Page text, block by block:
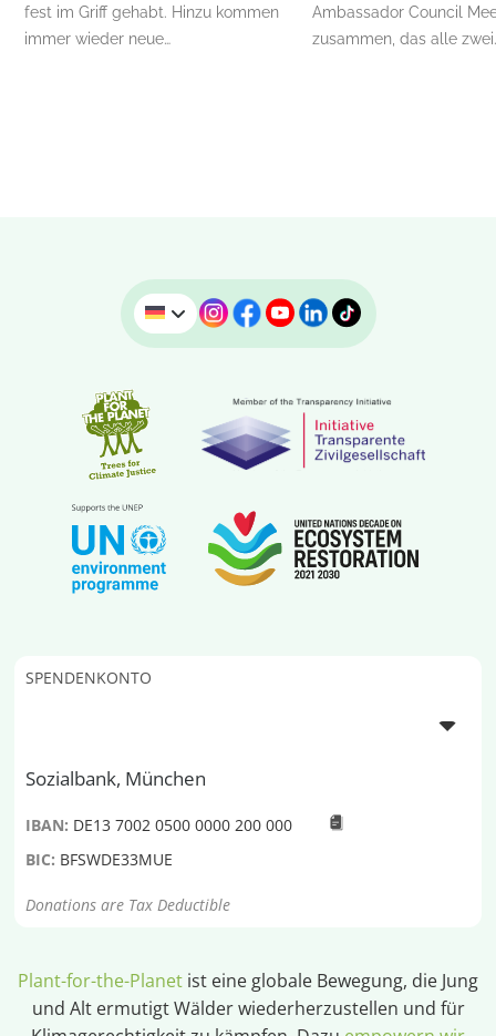
fest im Griff gehabt. Hinzu kommen
immer wieder neue…
Ambassador Council
zusammen, das alle
SPENDENKONTO
Sozialbank, München
IBAN: DE13 7002 0500 0000 200 000
BIC: BFSWDE33MUE
Donations are Tax Deductible
Plant-for-the-Planet ist eine globale Bewegung, die Jung
und Alt ermutigt Wälder wiederherzustellen und für